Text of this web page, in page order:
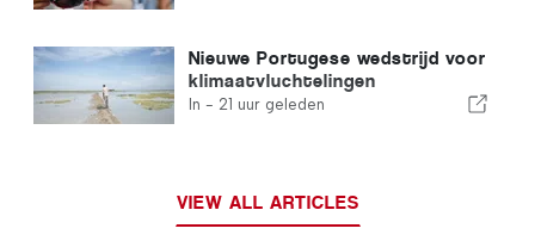
Nieuwe Portugese wedstrijd voor
klimaatvluchtelingen
In - 21 uur geleden
VIEW ALL ARTICLES